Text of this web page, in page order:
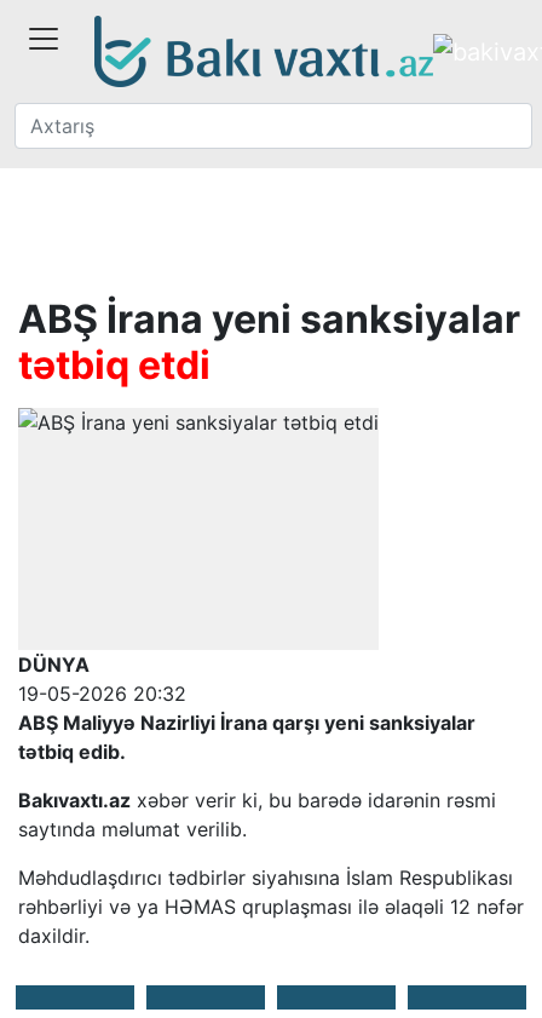
ABŞ İrana yeni sanksiyalar
tətbiq etdi
DÜNYA
19-05-2026 20:32
ABŞ Maliyyə Nazirliyi İrana qarşı yeni sanksiyalar
tətbiq edib.
Bakıvaxtı.az xəbər verir ki, bu barədə idarənin rəsmi
saytında məlumat verilib.
Məhdudlaşdırıcı tədbirlər siyahısına İslam Respublikası
rəhbərliyi və ya HƏMAS qruplaşması ilə əlaqəli 12 nəfər
daxildir.